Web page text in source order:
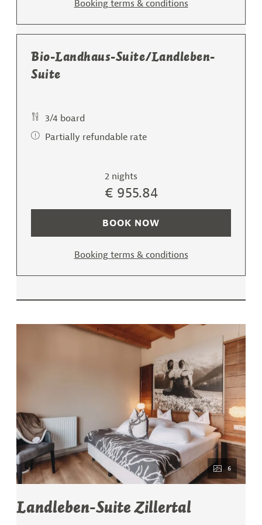
Booking terms & conditions
Bio-Landhaus-Suite/Landleben-
Suite
3/4 board
Partially refundable rate
2 nights
€ 955.84
BOOK NOW
Booking terms & conditions
6
Landleben-Suite Zillertal